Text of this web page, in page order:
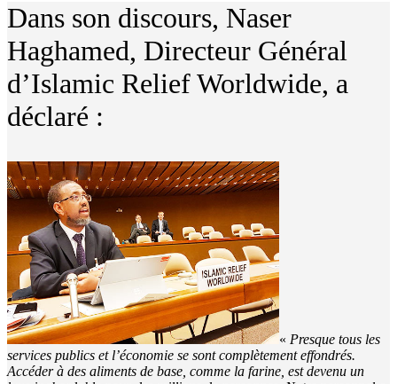
Dans son discours, Naser
Haghamed, Directeur Général
d’Islamic Relief Worldwide, a
déclaré :
« Presque tous les
services publics et l’économie se sont complètement effondrés.
Accéder à des aliments de base, comme la farine, est devenu un